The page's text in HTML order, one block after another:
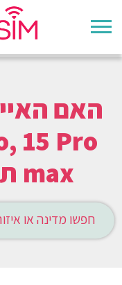
15 Pro
max תומך ב-eSIM?